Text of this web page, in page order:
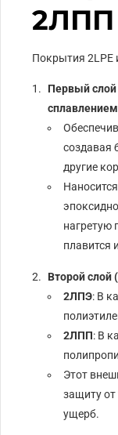
2ЛПП
Покрытия 2LPE
Первый слой
создавая
другие
нагретую
плавится
Второй слой
2ЛПЭ: В
2ЛПП: В
Этот
защиту от
ущерб.